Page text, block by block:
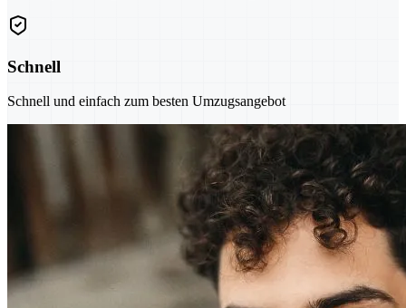
Schnell
Schnell und einfach zum besten Umzugsangebot